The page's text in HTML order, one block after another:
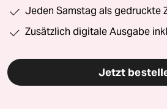
Jeden Samstag als gedruckte
Zusätzlich digitale Ausgabe
Jetzt